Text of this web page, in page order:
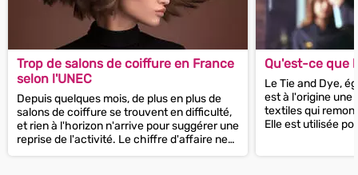
Trop de salons de coiffure en France
selon l'UNEC
Depuis quelques mois, de plus en plus de
salons de coiffure se trouvent en difficulté,
et rien à l'horizon n'arrive pour suggérer une
reprise de l'activité. Le chiffre d'affaire ne
cesse de...
Qu'est-ce que
Le Tie and Dye,
est à l'origine une
textiles qui
Elle est utilisée